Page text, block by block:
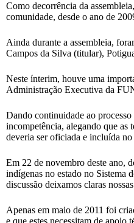
Como decorrência da
comunidade, desde o ano de
Ainda durante a assembleia,
Campos da Silva (titular),
Neste ínterim, houve uma
Administração Executiva da
Dando continuidade ao
incompetência, alegando que as
deveria ser oficiada e incluída no
Em 22 de novembro deste ano,
indígenas no estado no Sistema
discussão deixamos claras
Apenas em maio de 2011 foi